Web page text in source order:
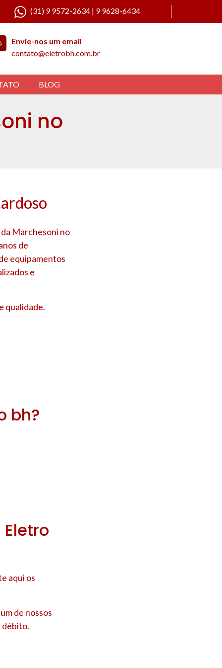
(31) 9 9572-2634 | 9 9628-6434
Envie-nos um email
contato@eletrobh.com.br
BLOG
no
Marchesoni no
de
equipamentos
e
qualidade.
bh?
aqui os
de nossos
débito.